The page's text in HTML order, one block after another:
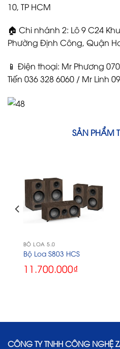
10, TP HCM
🏠 Chi nhánh 2: Lô 9 C24
Phường Định Công, Quận
📱 Điện thoại: Mr Phương
Tiến 036 328 6060 / Mr Linh
SẢN PHẨM
BỘ LOA 5.0
Bộ Loa S803 HCS
11.700.000₫
CÔNG TY TNHH CÔNG NGHỆ